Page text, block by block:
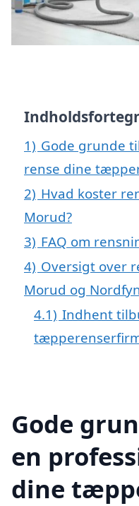
1) Gode grunde
rense dine
2) Hvad koster
Morud?
3) FAQ om
4) Oversigt over
Morud og
4.1) Indhent
Gode
en
dine